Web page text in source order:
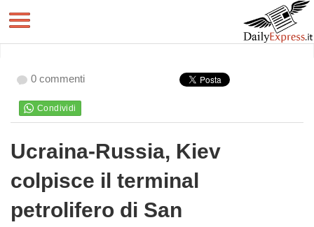
0 commenti
Ucraina-Russia, Kiev
colpisce il terminal
petrolifero di San